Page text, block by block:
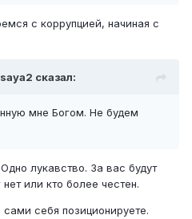
с коррупцией, начиная с
сказал:
мне Богом. Не будем
лукавство. За вас будут
или кто более честен.
себя позиционируете.